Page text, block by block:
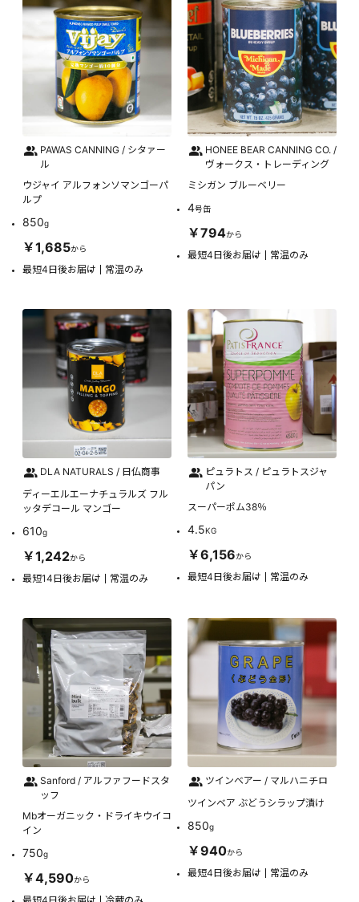
PAWAS CANNING / シタァー
ル
ウジャイ アルフォンソマンゴーパ
ルプ
850g
￥1,685から
最短4日後お届け 常温のみ
HONEE BEAR CANNING CO. /
ヴォークス・トレーディング
ミシガン ブルーベリー
4号缶
￥794から
最短4日後お届け 常温のみ
DLA NATURALS / 日仏商事
ディーエルエーナチュラルズ フル
ッタデコール マンゴー
610g
￥1,242から
最短14日後お届け 常温のみ
ピュラトス / ピュラトスジャ
パン
スーパーポム38％
4.5KG
￥6,156から
最短4日後お届け 常温のみ
Sanford / アルファフードスタ
ッフ
Mbオーガニック・ドライキウイコ
イン
750g
￥4,590から
ツインベアー / マルハニチロ
ツインベア ぶどうシラップ漬け
850g
￥940から
最短4日後お届け 常温のみ